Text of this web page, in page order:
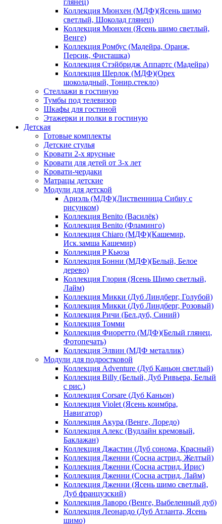
глянец)
Коллекция Мюнхен (МДФ)(Ясень шимо
светлый, Шоколад глянец)
Коллекция Мюнхен (Ясень шимо светлый,
Венге)
Коллекция Ромбус (Мадейра, Оранж,
Персик, Фисташка)
Коллекция Стэйбридж Аппартс (Мадейра)
Коллекция Шерлок (МДФ)(Орех
шоколадный, Тонир.стекло)
Стеллажи в гостиную
Тумбы под телевизор
Шкафы для гостиной
Этажерки и полки в гостиную
Детская
Готовые комплекты
Детские стулья
Кровати 2-х ярусные
Кровати для детей от 3-х лет
Кровати-чердаки
Матрацы детские
Модули для детской
Ариэль (МДФ)(Лиственница Сибиу с
рисунком)
Коллекция Benito (Василёк)
Коллекция Benito (Фламинго)
Коллекция Chiaro (МДФ)(Кашемир,
Иск.замша Кашемир)
Коллекция P Кьюза
Коллекция Бонни (МДФ)(Белый, Белое
дерево)
Коллекция Глория (Ясень Шимо светлый,
Лайм)
Коллекция Микки (Дуб Линдберг, Голубой)
Коллекция Микки (Дуб Линдберг, Розовый)
Коллекция Ричи (Бел.дуб, Синий)
Коллекция Томми
Коллекция Фиоретто (МДФ)(Белый глянец,
Фотопечать)
Коллекция Элвин (МДФ металлик)
Модули для подростковой
Коллекция Adventure (Дуб Каньон светлый)
Коллекция Billy (Белый, Дуб Ривьера, Белый
с рис.)
Коллекция Corsare (Дуб Каньон)
Коллекция Violet (Ясень коимбра,
Навигатор)
Коллекция Акура (Венге, Лоредо)
Коллекция Алекс (Вудлайн кремовый,
Баклажан)
Коллекция Джастин (Дуб сонома, Красный)
Коллекция Дженни (Cосна астрид, Желтый)
Коллекция Дженни (Cосна астрид, Ирис)
Коллекция Дженни (Cосна астрид, Лайм)
Коллекция Дженни (Ясень шимо светлый,
Дуб французский)
Коллекция Лаворо (Венге, Выбеленный дуб)
Коллекция Леонардо (Дуб Атланта, Ясень
шимо)